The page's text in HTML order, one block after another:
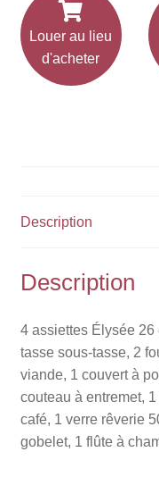
Louer au lieu
d'acheter
Description
Description
4 assiettes Élysée 26
tasse sous-tasse, 2
viande, 1 couvert à
couteau à entremet,
café, 1 verre rêverie
gobelet, 1 flûte à